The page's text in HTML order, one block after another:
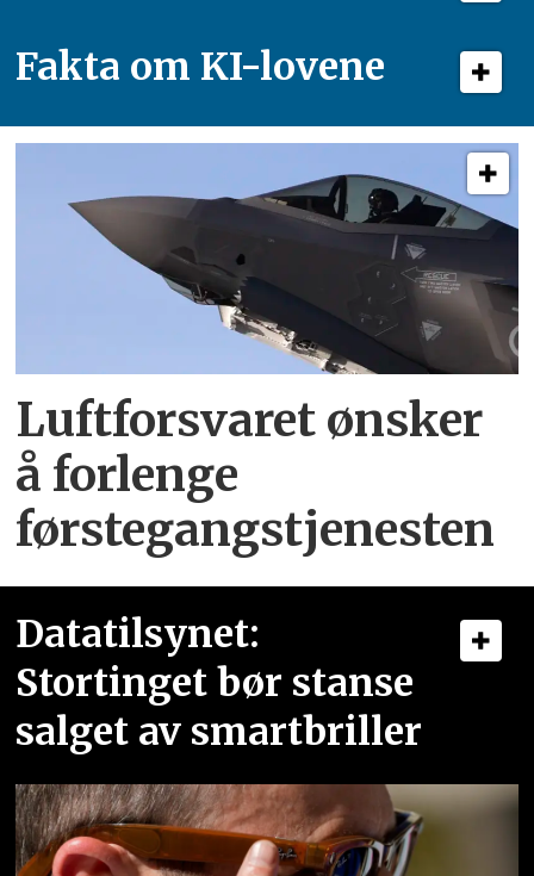
Fakta om KI-lovene
Luftforsvaret ønsker
å forlenge
førstegangstjenesten
Datatilsynet:
Stortinget bør stanse
salget av smartbriller